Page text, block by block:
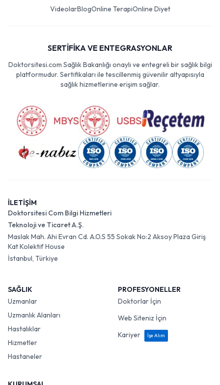
VideolarBlogOnline TerapiOnline Diyet
SERTİFİKA VE ENTEGRASYONLAR
Doktorsitesi.com Sağlık Bakanlığı onaylı ve entegreli bir sağlık bilgi
platformudur. Sertifikaları ile tescillenmiş güvenilir altyapısıyla
sağlık hizmetlerine erişim sağlar.
İLETİŞİM
Doktorsitesi Com Bilgi Hizmetleri
Teknoloji ve Ticaret A.Ş.
Maslak Mah. Ahi Evran Cd. A.O.S 55 Sokak No:2 Aksoy Plaza Giriş
Kat Kolektif House
İstanbul, Türkiye
SAĞLIK
Uzmanlar
Uzmanlık Alanları
Hastalıklar
Hizmetler
Hastaneler
PROFESYONELLER
Doktorlar İçin
Web Siteniz İçin
Kariyer
İşe Alım